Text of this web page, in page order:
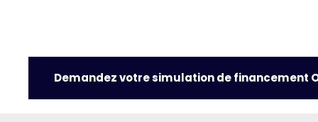
Demandez votre simulation de financement